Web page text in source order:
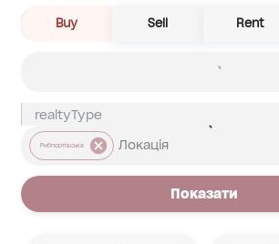
Buy Sell Rent
Рибпортівська
Показати